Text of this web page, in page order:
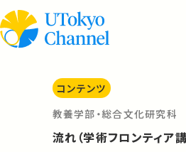
コンテンツ
教養学部・総合文化研究科
流れ（学術フロンティア講